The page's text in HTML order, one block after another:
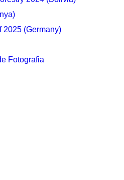
2025 (Germany)
Fotografia